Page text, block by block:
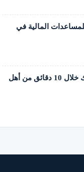
المالية في
مساعدة مالية فورية تصلك خلال 10 دقائق من أهل